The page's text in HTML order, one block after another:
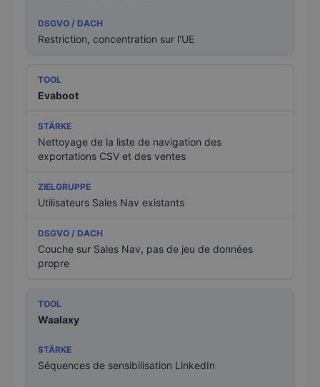
Restriction, concentration sur l'UE
Evaboot
Nettoyage de la liste de navigation des
exportations CSV et des ventes
Utilisateurs Sales Nav existants
Couche sur Sales Nav, pas de jeu de données
propre
Waalaxy
Séquences de sensibilisation LinkedIn